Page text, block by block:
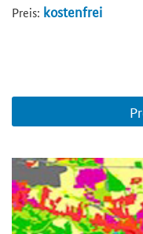
Preis: kostenfrei